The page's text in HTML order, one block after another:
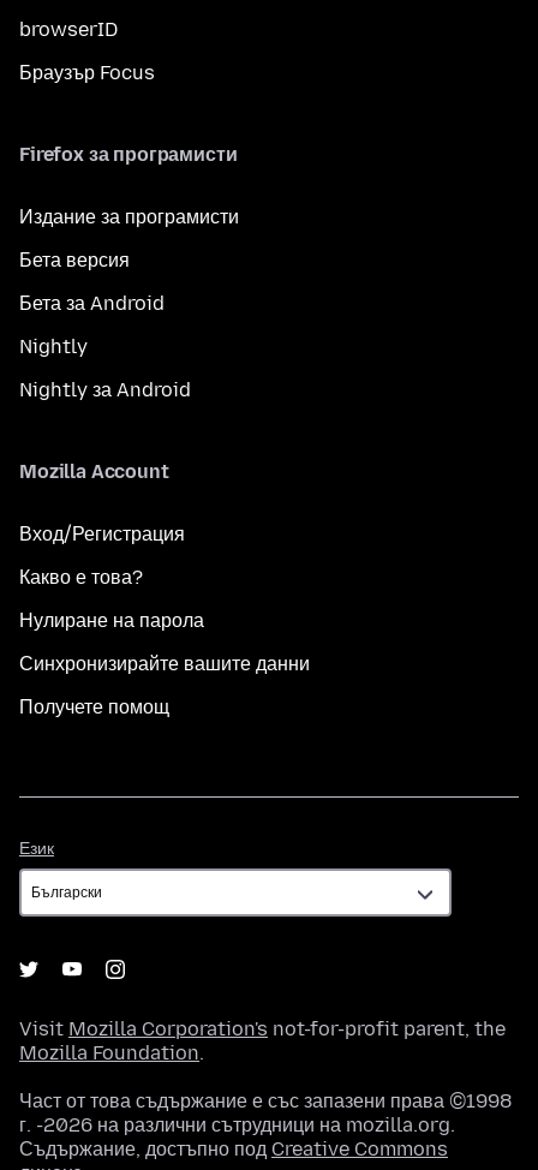
browserID
Браузър Focus
Firefox за програмисти
Издание за програмисти
Бета версия
Бета за Android
Nightly
Nightly за Android
Mozilla Account
Вход/Регистрация
Какво е това?
Нулиране на парола
Синхронизирайте вашите данни
Получете помощ
Език
Visit Mozilla Corporation's not-for-profit parent, the
Mozilla Foundation.
Част от това съдържание е със запазени права ©1998
г. -2026 на различни сътрудници на mozilla.org.
Съдържание, достъпно под Creative Commons